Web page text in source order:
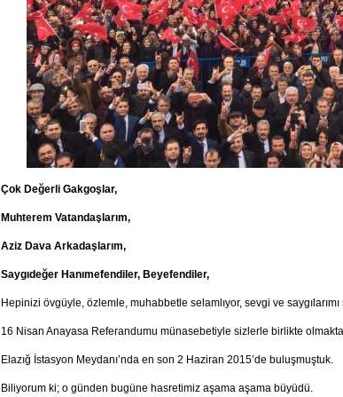
Çok Değerli Gakgoşlar,
Muhterem Vatandaşlarım,
Aziz Dava Arkadaşlarım,
Saygıdeğer Hanımefendiler, Beyefendiler,
Hepinizi övgüyle, özlemle, muhabbetle selamlıyor, sevgi ve
16 Nisan Anayasa Referandumu münasebetiyle sizlerle birlikte
Elazığ İstasyon Meydanı’nda en son 2 Haziran 2015’de buluşmuştuk.
Biliyorum ki; o günden bugüne hasretimiz aşama aşama büyüdü.